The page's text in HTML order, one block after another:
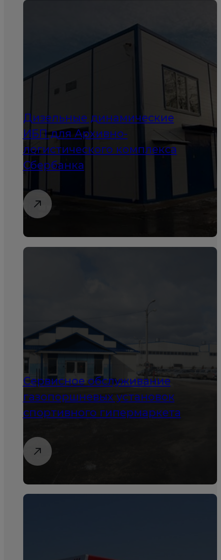
Дизельные динамические
ИБП для Архивно-
логистического комплекса
Сбербанка
Сервисное обслуживание
газопоршневых установок
спортивного гипермаркета